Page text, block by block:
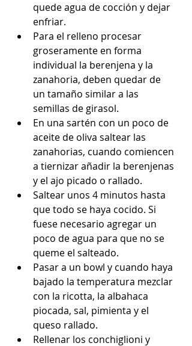
quede agua de cocción y dejar
enfriar.
Para el relleno procesar
groseramente en forma
individual la berenjena y la
zanahoria, deben quedar de
un tamaño similar a las
semillas de girasol.
En una sartén con un poco de
aceite de oliva saltear las
zanahorias, cuando comiencen
a tiernizar añadir la berenjenas
y el ajo picado o rallado.
Saltear unos 4 minutos hasta
que todo se haya cocido. Si
fuese necesario agregar un
poco de agua para que no se
queme el salteado.
Pasar a un bowl y cuando haya
bajado la temperatura mezclar
con la ricotta, la albahaca
piocada, sal, pimienta y el
queso rallado.
Rellenar los conchiglioni y